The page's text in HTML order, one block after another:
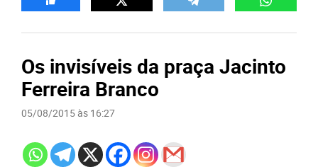
Os invisíveis da praça Jacinto
Ferreira Branco
05/08/2015 às 16:27